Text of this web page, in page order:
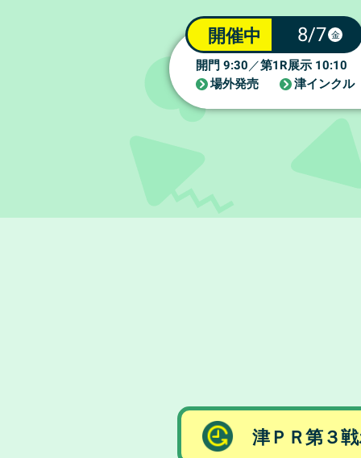
開催中 8/7 金
開門 9:30 ／第1R展示 10:10
場外発売 津インクル
津ＰＲ第３